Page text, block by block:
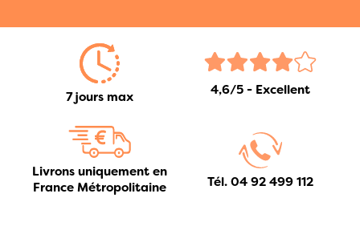
7 jours max 4,6/5 - Excellent
Livrons uniquement en
France Métropolitaine
Tél. 04 92 499 112